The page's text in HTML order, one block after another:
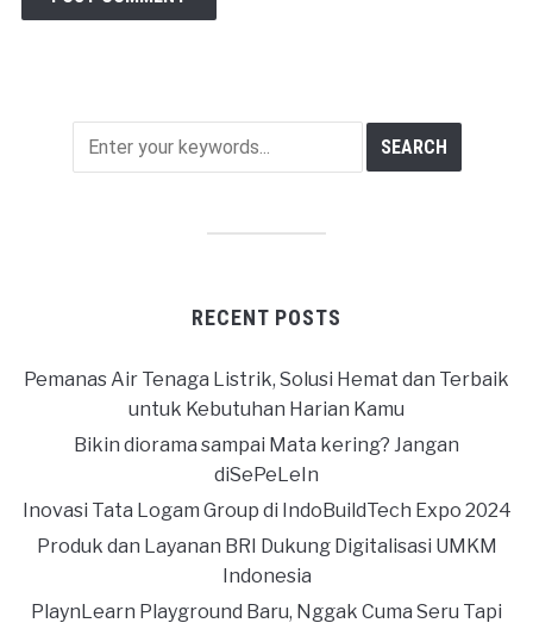
RECENT POSTS
Pemanas Air Tenaga Listrik, Solusi Hemat dan Terbaik
untuk Kebutuhan Harian Kamu
Bikin diorama sampai Mata kering? Jangan
diSePeLeIn
Inovasi Tata Logam Group di IndoBuildTech Expo 2024
Produk dan Layanan BRI Dukung Digitalisasi UMKM
Indonesia
PlaynLearn Playground Baru, Nggak Cuma Seru Tapi